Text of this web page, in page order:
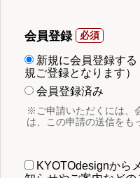
会員登録
新規に会員登録す
規ご登録となります）
会員登録済み
※ご申請いただくには、
は、この申請の送信をも
KYOTOdesignから